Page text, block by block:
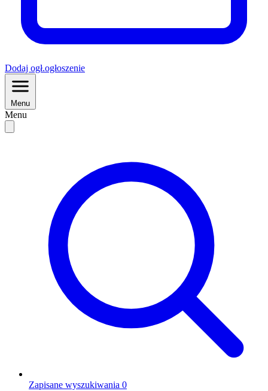
Dodaj ogł.ogłoszenie
Menu
Menu
Zapisane wyszukiwania 0